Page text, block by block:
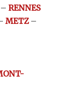
RENNES
METZ–